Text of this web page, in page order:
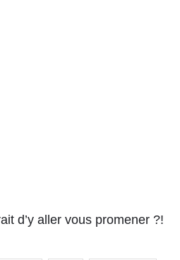
d’y aller vous promener ?!